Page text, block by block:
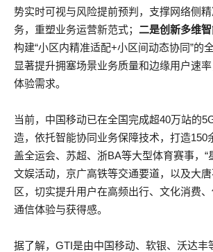
势实时可视与风险提前预判，支撑网络侧
务，重塑业务运营新范式； 二是创新多维
构建“小区内精准适配+小区间动态协同”的
显著提升拥塞场景业务质量和边缘用户速
体验需求。
当前，中国移动已在全国完成超40万站的
造，依托智能协同业务保障技术，打造150
盖全运会、苏超、浙BA等大型体育赛事，“
文娱活动，京广高铁等交通要道，以及大
区，切实提升用户在高频出行、文化消费
通信体验与获得感。
据了解，GTI是由中国移动、软银、沃达丰